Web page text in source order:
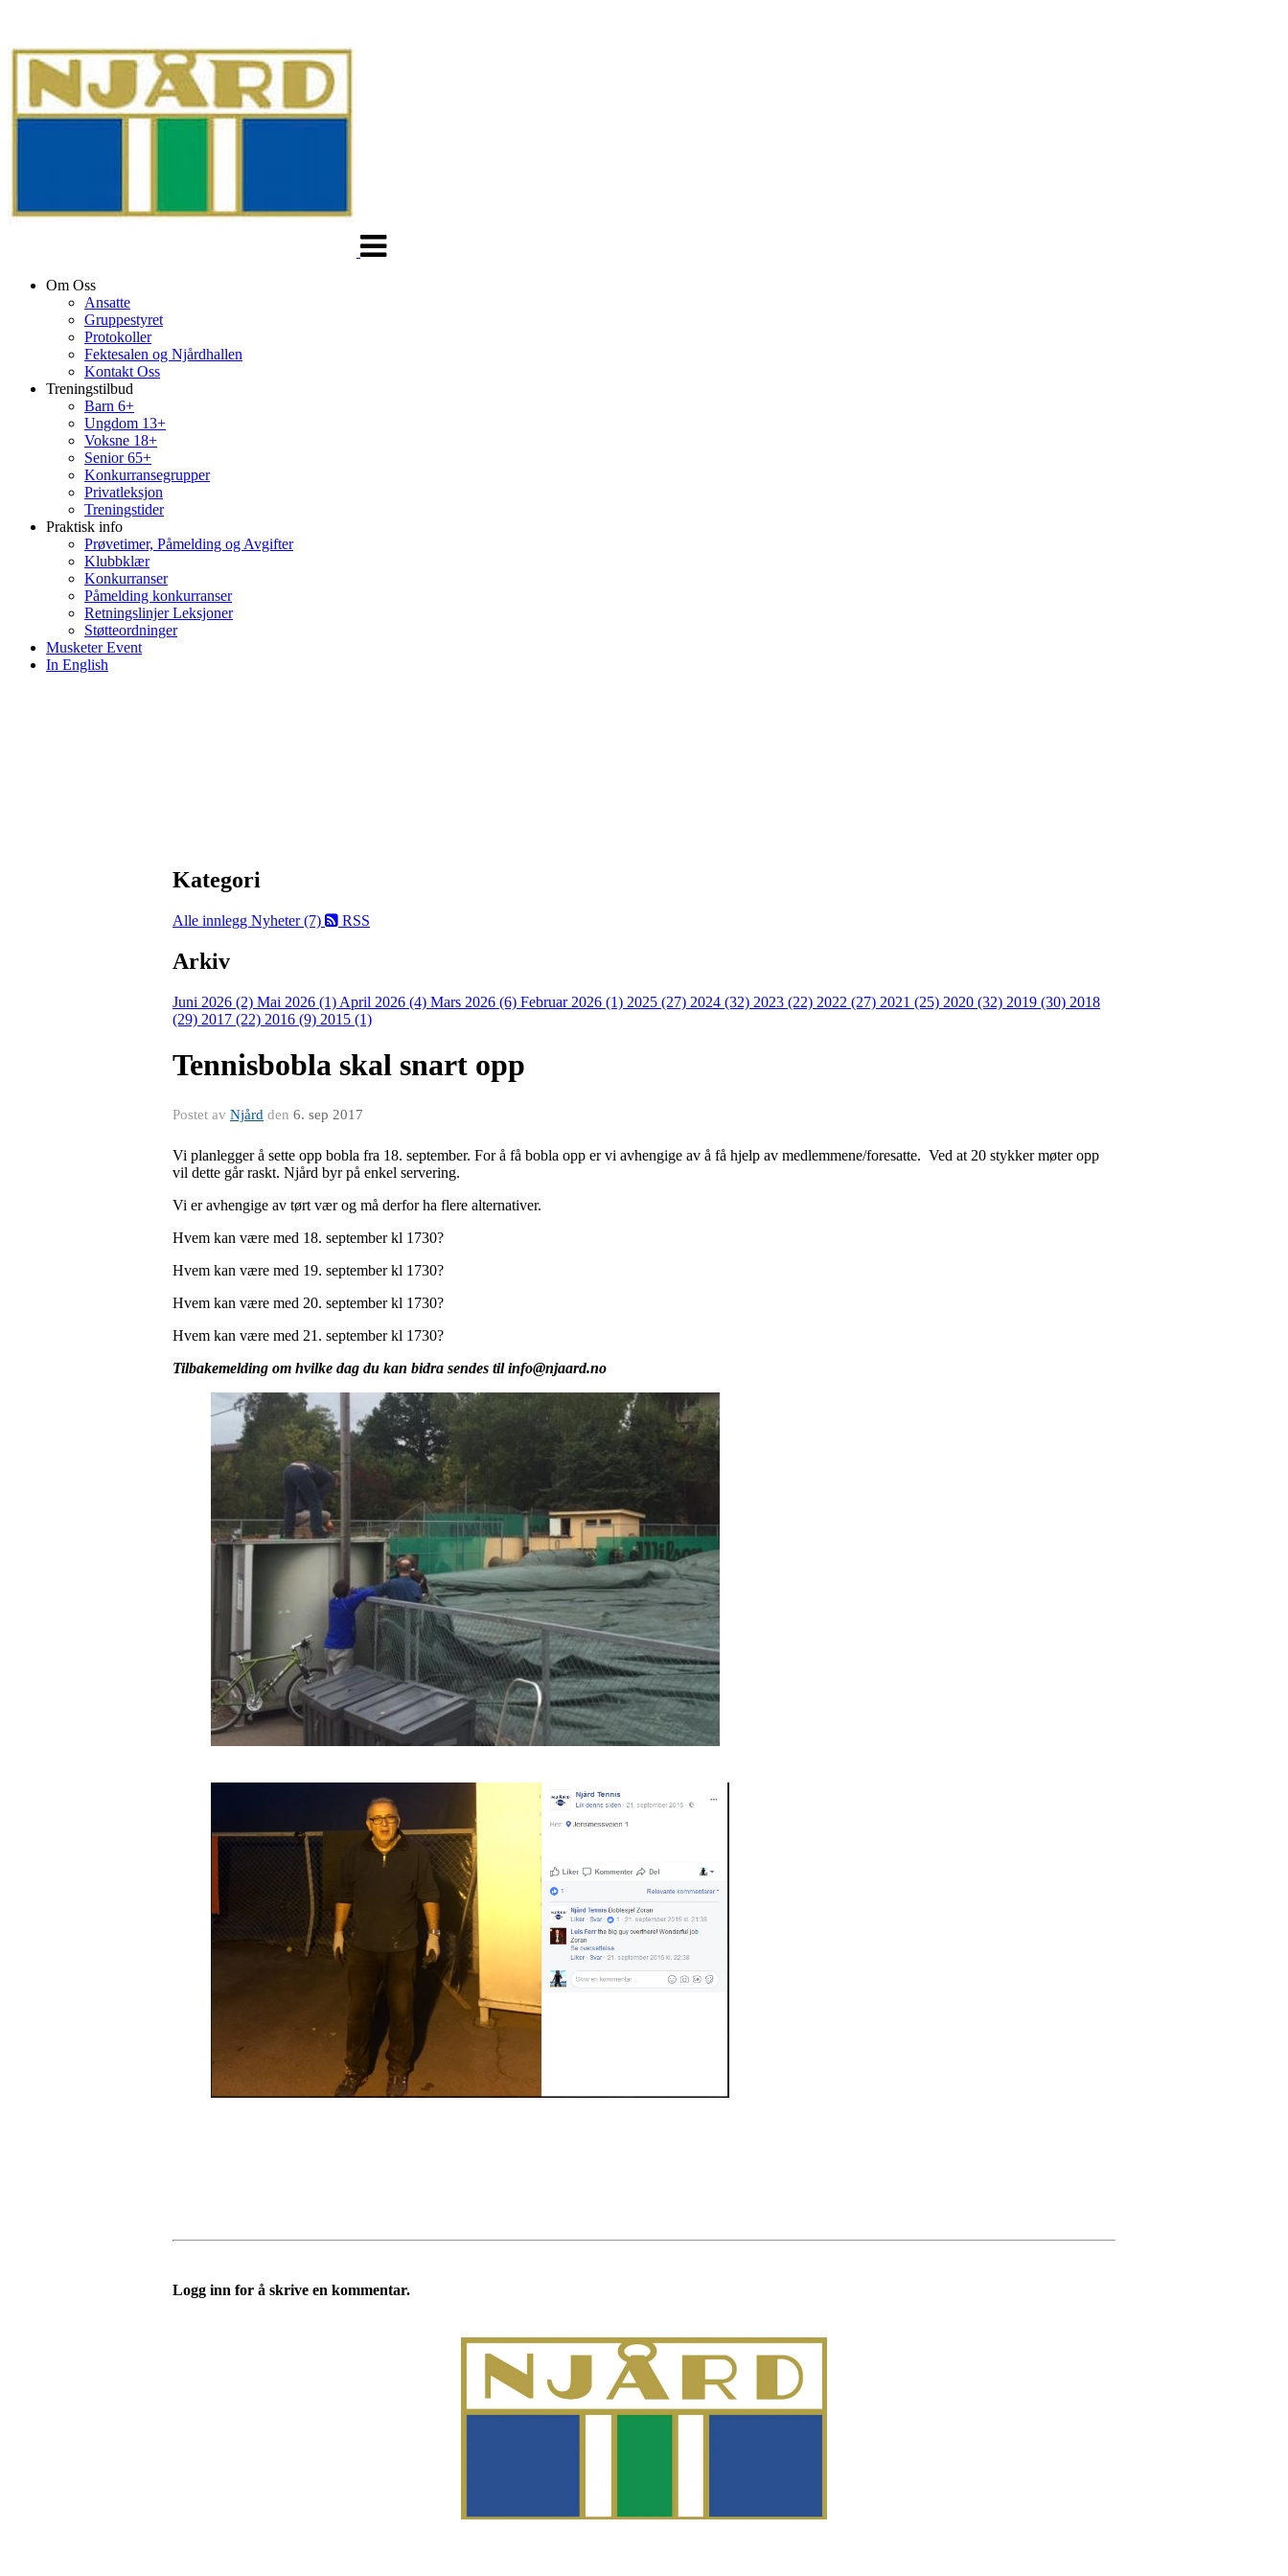
Om Oss
Ansatte
Gruppestyret
Protokoller
Fektesalen og Njårdhallen
Kontakt Oss
Treningstilbud
Barn 6+
Ungdom 13+
Voksne 18+
Senior 65+
Konkurransegrupper
Privatleksjon
Treningstider
Praktisk info
Prøvetimer, Påmelding og Avgifter
Klubbklær
Konkurranser
Påmelding konkurranser
Retningslinjer Leksjoner
Støtteordninger
Musketer Event
In English
Kategori
Alle innlegg Nyheter (7) RSS
Arkiv
Juni 2026 (2) Mai 2026 (1) April 2026 (4) Mars 2026 (6) Februar 2026 (1) 2025 (27) 2024 (32) 2023 (22) 2022 (27) 2021 (25) 2020 (32) 2019 (30) 2018
(29) 2017 (22) 2016 (9) 2015 (1)
Tennisbobla skal snart opp
Postet av Njård den 6. sep 2017
Vi planlegger å sette opp bobla fra 18. september. For å få bobla opp er vi avhengige av å få hjelp av medlemmene/foresatte. Ved at 20 stykker møter opp
vil dette går raskt. Njård byr på enkel servering.
Vi er avhengige av tørt vær og må derfor ha flere alternativer.
Hvem kan være med 18. september kl 1730?
Hvem kan være med 19. september kl 1730?
Hvem kan være med 20. september kl 1730?
Hvem kan være med 21. september kl 1730?
Tilbakemelding om hvilke dag du kan bidra sendes til info@njaard.no
Logg inn for å skrive en kommentar.